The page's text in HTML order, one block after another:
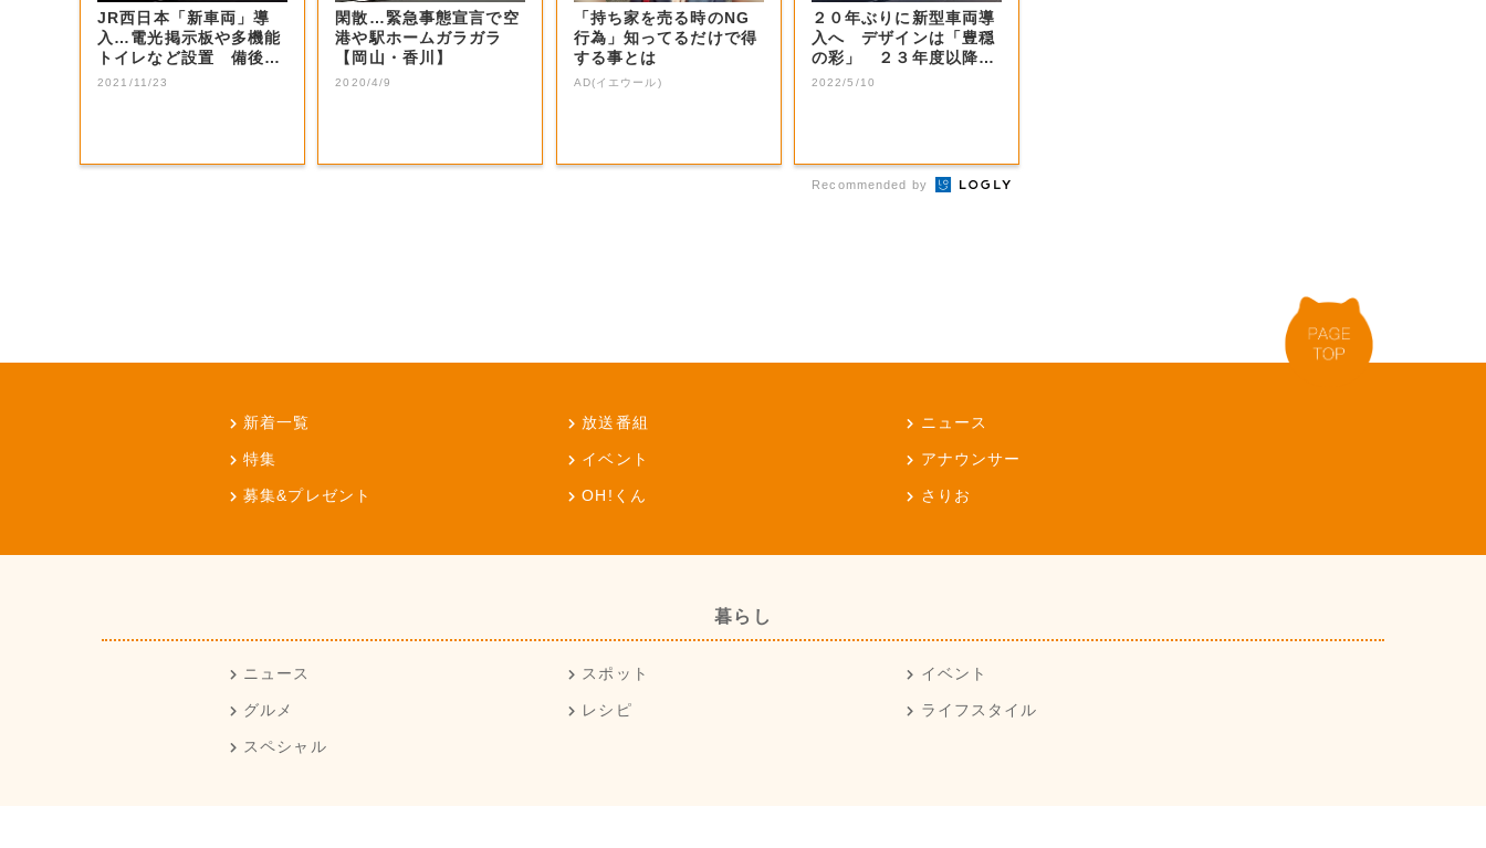
JR西日本「新車両」導
入…電光掲示板や多機能
トイレなど設置 備後エ
リアに2023...
2021/11/23
閑散…緊急事態宣言で空
港や駅ホームガラガラ
【岡山・香川】
2020/4/9
「持ち家を売る時のNG
行為」知ってるだけで得
する事とは
AD(イエウール)
２０年ぶりに新型車両導
入へ デザインは「豊穏
の彩」 ２３年度以降Ｊ
Ｒ西日本【岡山...
2022/5/10
Recommended by
新着一覧 放送番組 ニュース
特集 イベント アナウンサー
募集&プレゼント OH!くん さりお
暮らし
ニュース スポット イベント
グルメ レシピ ライフスタイル
スペシャル